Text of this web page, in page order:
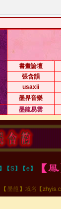
書畫論壇
張含韻
usaxii
墨界音樂
墨龍易雲